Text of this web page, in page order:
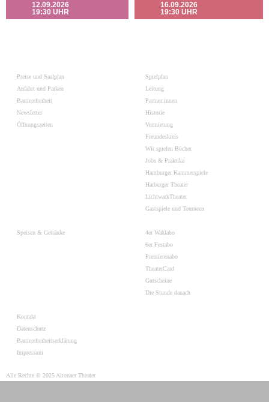
12.09.2026
19:30 UHR
16.09.2026
19:30 UHR
Preise und Saalplan
Anfahrt und Parken
Barrierefreiheit
Newsletter
Öffnungszeiten
Spielplan
Leitung
Partner:innen
Historie
Vermietung
Freundeskreis
Wir spielen Bücher
Jobs & Praktika
Hamburger Kammerspiele
Harburger Theater
LichtwarkTheater
Gastspiele und Tourneen
Speisen & Getränke
4er Wahlabo
6er Festabo
Premierenabo
TheaterCard
Gutscheine
Die Stunde danach
Kontakt
Datenschutz
Barrierefreiheitserklärung
Impressum
Alle Rechte © 2025 Altonaer Theater